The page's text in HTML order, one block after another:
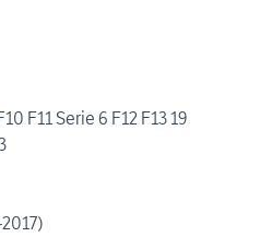
F11 Serie 6 F12 F13 19